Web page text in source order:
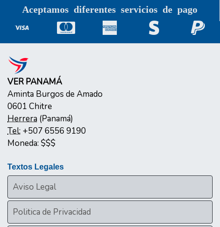
Aceptamos diferentes servicios de pago
VER PANAMÁ
Aminta Burgos de Amado
0601 Chitre
Herrera (Panamá)
Tel: +507 6556 9190
Moneda: $$$
Textos Legales
Aviso Legal
Politica de Privacidad